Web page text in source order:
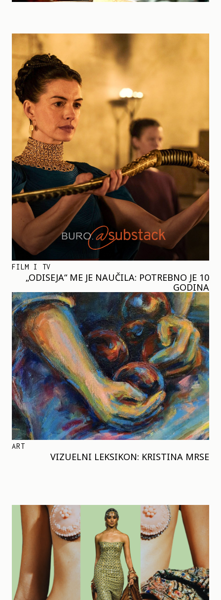
FILM I TV
„ODISEJA“ ME JE NAUČILA: POTREBNO JE 10
GODINA
ART
VIZUELNI LEKSIKON: KRISTINA MRSE